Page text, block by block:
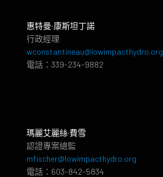
惠特曼‧康斯坦丁諾
行政經理
wconstantineau@lowimpacthydro.org
電話：339-234-9882
瑪麗艾麗絲·費雪
認證專案總監
mfischer@lowimpacthydro.org
電話：603-842-5834